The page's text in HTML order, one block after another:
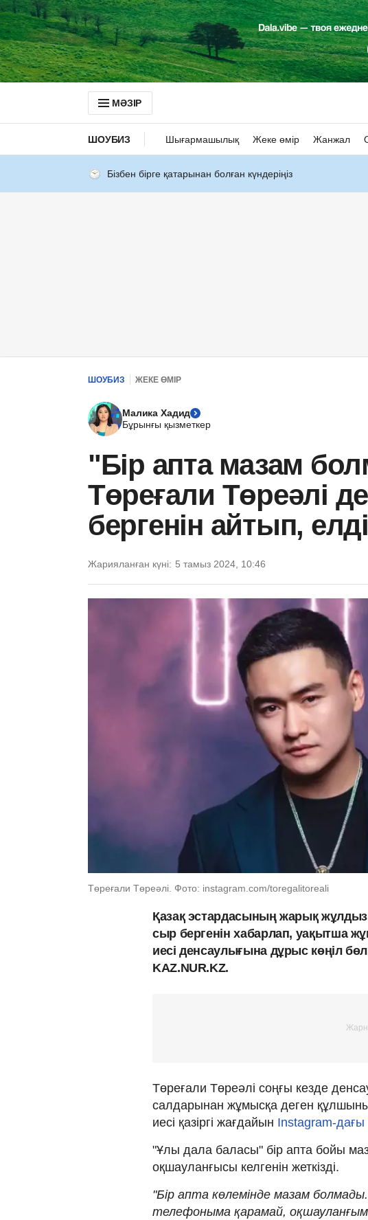
МӘЗІР
ШОУБИЗ Шығармашылық Жеке өмір Жанжал
Бізбен бірге қатарынан болған күндеріңіз
ШОУБИЗ ЖЕКЕ ӨМІР
Малика Хадид
Бұрынғы қызметкер
"Бір апта мазам
Төреғали Төреәлі
бергенін айтып,
Жарияланған күні: 5 тамыз 2024, 10:46
Төреғали Төреәлі. Фото: instagram.com/toregalitoreali
Қазақ эстардасының жарық
сыр бергенін хабарлап, уақытша
иесі денсаулығына дұрыс көңіл
KAZ.NUR.KZ.
Төреғали Төреәлі соңғы кезде
салдарынан жұмысқа деген
иесі қазіргі жағдайын Instagram-
"Ұлы дала баласы" бір апта бойы
оқшауланғысы келгенін жеткізді.
"Бір апта көлемінде мазам
телефоныма қарамай, оқшауланғым